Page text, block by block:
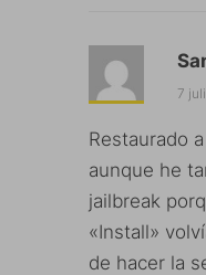
7
Restaurado
aunque he
jailbreak
«Install»
de hacer la